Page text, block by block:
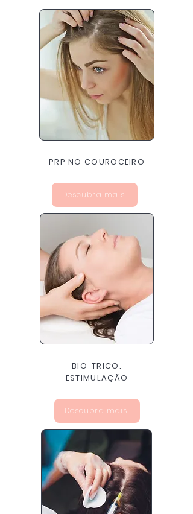
PRP NO COUROCEIRO
Descubra mais
BIO-TRICO.
ESTIMULAÇÃO
Descubra mais